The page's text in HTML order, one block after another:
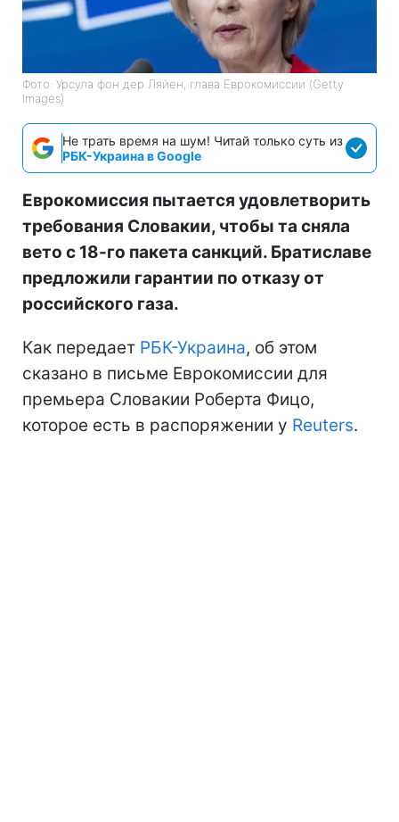
Фото: Урсула фон дер Ляйен, глава Еврокомиссии (Getty
Images)
Не трать время на шум! Читай только суть из
РБК-Украина в Google
Еврокомиссия пытается удовлетворить
требования Словакии, чтобы та сняла
вето с 18-го пакета санкций. Братиславе
предложили гарантии по отказу от
российского газа.
Как передает РБК-Украина, об этом
сказано в письме Еврокомиссии для
премьера Словакии Роберта Фицо,
которое есть в распоряжении у Reuters.